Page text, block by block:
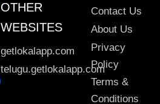
OTHER
WEBSITES
getlokalapp.com
telugu.getlokalapp.com
Contact Us
About Us
Privacy
Policy
Terms &
Conditions